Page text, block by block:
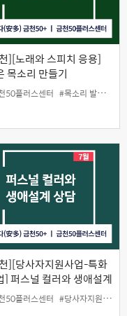
][노래와 스피치 응용]
목소리 만들기
50플러스센터 #목소리 발성법
#퍼스널컬러
][당사자지원사업-특화
] 퍼스널 컬러와 생애설계
50플러스센터 #당사자지원 #생